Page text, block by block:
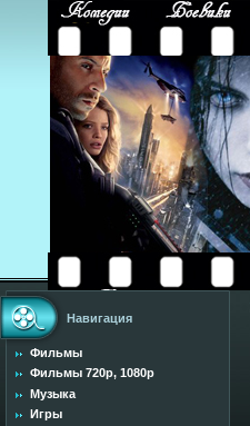
Навигация
Фильмы
Фильмы 720p, 1080p
Музыка
Игры